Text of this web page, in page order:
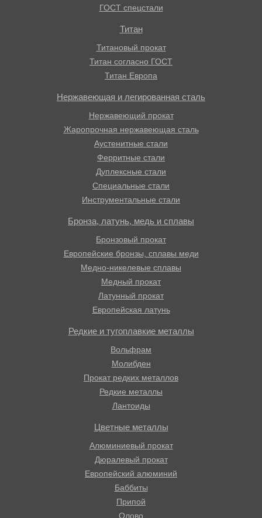
ГОСТ спецстали
Титан
Титановый прокат
Титан согласно ГОСТ
Титан Европа
Нержавеющая и легированная сталь
Нержавеющий прокат
Жаропрочная нержавеющая сталь
Аустенитные стали
Ферритные стали
Дуплексные стали
Специальные стали
Инструментальные стали
Бронза, латунь, медь и сплавы
Бронзовый прокат
Европейские бронзы, сплавы меди
Медно-никелевые сплавы
Медный прокат
Латунный прокат
Европейская латунь
Редкие и тугоплавкие металлы
Вольфрам
Молибден
Прокат редких металлов
Редкие металлы
Лантоиды
Цветные металлы
Алюминиевый прокат
Дюралевый прокат
Европейский алюминий
Баббиты
Припой
Олово